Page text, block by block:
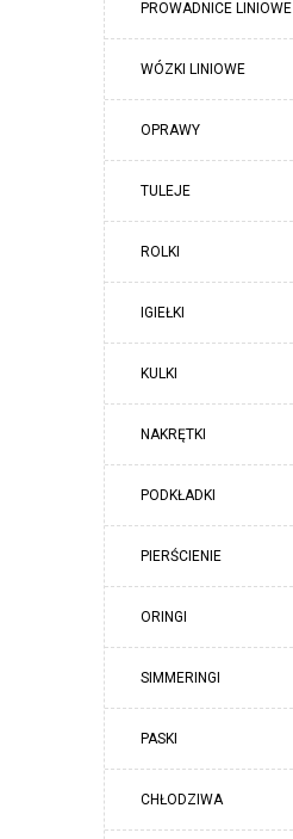
PROWADNICE LINIOWE
WÓZKI LINIOWE
OPRAWY
TULEJE
ROLKI
IGIEŁKI
KULKI
NAKRĘTKI
PODKŁADKI
PIERŚCIENIE
ORINGI
SIMMERINGI
PASKI
CHŁODZIWA